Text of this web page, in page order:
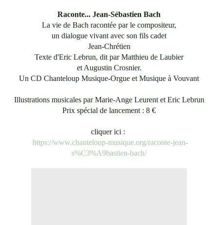
Raconte... Jean-Sébastien Bach
La vie de Bach racontée par le compositeur,
un dialogue vivant avec son fils cadet
Jean-Chrétien
Texte d'Eric Lebrun, dit par Matthieu de Laubier
et Augustin Crosnier.
Un CD Chanteloup Musique-Orgue et Musique à Vouvant
Illustrations musicales par Marie-Ange Leurent et Eric Lebrun
Prix spécial de lancement : 8 €
cliquer ici :
https://www.chanteloup-musique.org/raconte-jean-
s%C3%A9bastien-bach/